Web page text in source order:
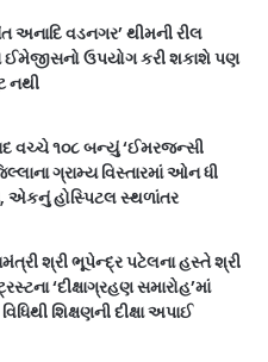
વડનગર’ થીમની રીલ
ઈમેજીસનો ઉપયોગ કરી શકાશે પણ
નથી
વચ્ચે ૧૦૮ બન્યું ‘ઈમરજન્સી
ગ્રામ્ય વિસ્તારમાં ઓન ધી
એકનું હોસ્પિટલ સ્થળાંતર
શ્રી ભૂપેન્દ્ર પટેલના હસ્તે શ્રી
‘દીક્ષાગ્રહણ સમારોહ’માં
શિક્ષણની દીક્ષા અપાઈ